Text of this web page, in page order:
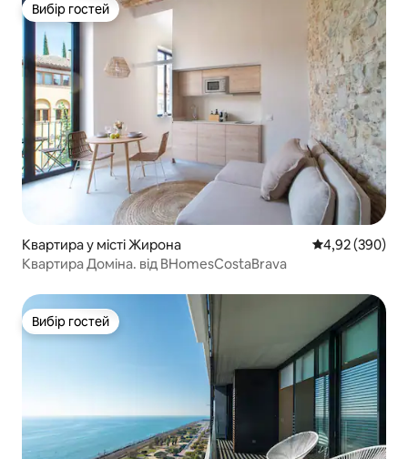
Вибір гостей
Вибір гостей
Квартира у місті Жирона Середня
4,92 (390)
Квартира Доміна. від BHomesCostaBrava
Вибір гостей
Вибір гостей